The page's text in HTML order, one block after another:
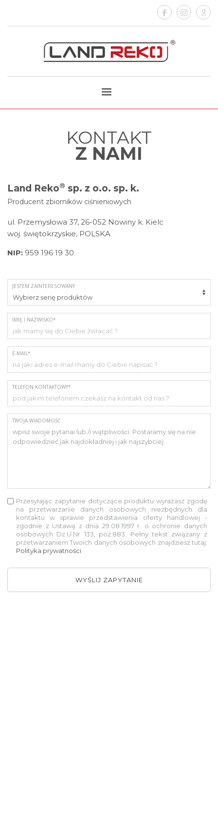
KONTAKT
Z NAMI
Land Reko® sp. z o.o. sp. k.
Producent zbiorników ciśnieniowych
ul. Przemysłowa 37, 26-052 Nowiny k. Kielc
woj. świętokrzyskie, POLSKA
NIP: 959 196 19 30
JESTEM ZAINTERESOWANY
IMIĘ I NAZWISKO*
E-MAIL*
TELEFON KONTAKTOWY*
TWOJA WIADOMOŚĆ
Przesyłając zapytanie dotyczące produktu wyrażasz zgodę
na przetwarzanie danych osobowych niezbędnych dla
kontaktu w sprawie przedstawienia oferty handlowej -
zgodnie z Ustawą z dnia 29.08.1997 r. o ochronie danych
osobowych Dz.U.Nr 133, poz.883. Pełny tekst związany z
przetwarzaniem Twoich danych osobowych znajdziesz tutaj:
Polityka prywatności
WYŚLIJ ZAPYTANIE